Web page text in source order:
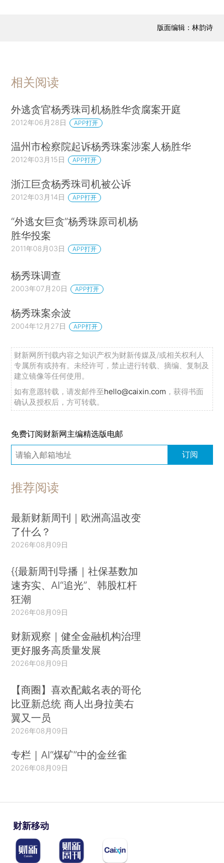
版面编辑：林韵诗
相关阅读
外逃贪官杨秀珠司机杨胜华贪腐案开庭
2012年06月28日 APP打开
温州市检察院起诉杨秀珠案涉案人杨胜华
2012年03月15日 APP打开
浙江巨贪杨秀珠司机被公诉
2012年03月14日 APP打开
“外逃女巨贪”杨秀珠原司机杨
胜华投案
2011年08月03日 APP打开
杨秀珠调查
2003年07月20日 APP打开
杨秀珠案余波
2004年12月27日 APP打开
财新网所刊载内容之知识产权为财新传媒及/或相关权利人
专属所有或持有。未经许可，禁止进行转载、摘编、复制及
建立镜像等任何使用。
如有意愿转载，请发邮件至hello@caixin.com ，获得书面
确认及授权后，方可转载。
免费订阅财新网主编精选版电邮
订阅
推荐阅读
最新财新周刊｜欧洲高温改变
了什么？
2026年08月09日
{{最新周刊导播｜社保基数加
速夯实、AI“追光”、韩股杠杆
狂潮
2026年08月09日
财新观察｜健全金融机构治理
更好服务高质量发展
2026年08月09日
【商圈】喜欢配戴名表的哥伦
比亚新总统 商人出身拉美右
翼又一员
2026年08月09日
专栏｜AI“煤矿”中的金丝雀
2026年08月09日
财新移动